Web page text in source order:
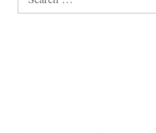
for: